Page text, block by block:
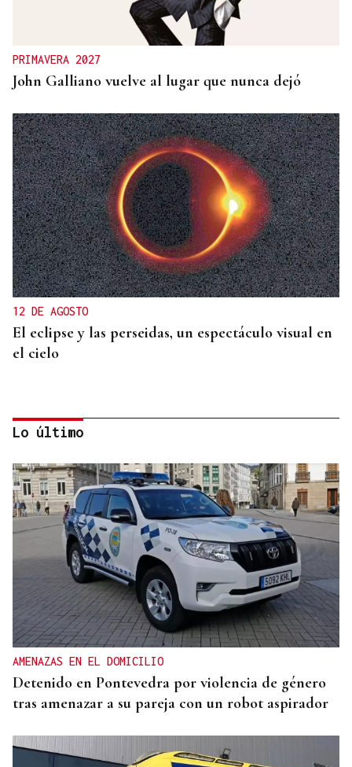
PRIMAVERA 2027
John Galliano vuelve al lugar que nunca dejó
12 DE AGOSTO
El eclipse y las perseidas, un espectáculo visual en
el cielo
ORÁCULO DAS BURGAS
Horóscopo del día: domingo, 9 de agosto
Lo último
AMENAZAS EN EL DOMICILIO
Detenido en Pontevedra por violencia de género
tras amenazar a su pareja con un robot aspirador